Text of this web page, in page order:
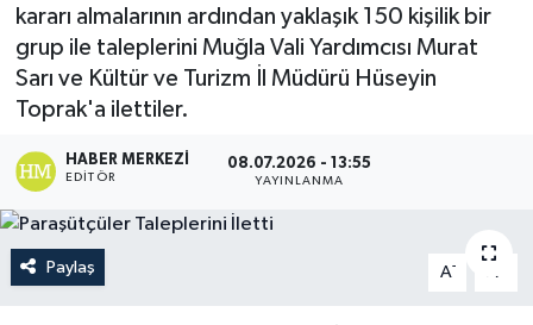
kararı almalarının ardından yaklaşık 150 kişilik bir
grup ile taleplerini Muğla Vali Yardımcısı Murat
Sarı ve Kültür ve Turizm İl Müdürü Hüseyin
Toprak'a ilettiler.
HABER MERKEZI
EDITÖR
08.07.2026 - 13:55
YAYINLANMA
Paylaş A-
Magazin
Spor
Son Dakika Haberleri
Haber Arşivi